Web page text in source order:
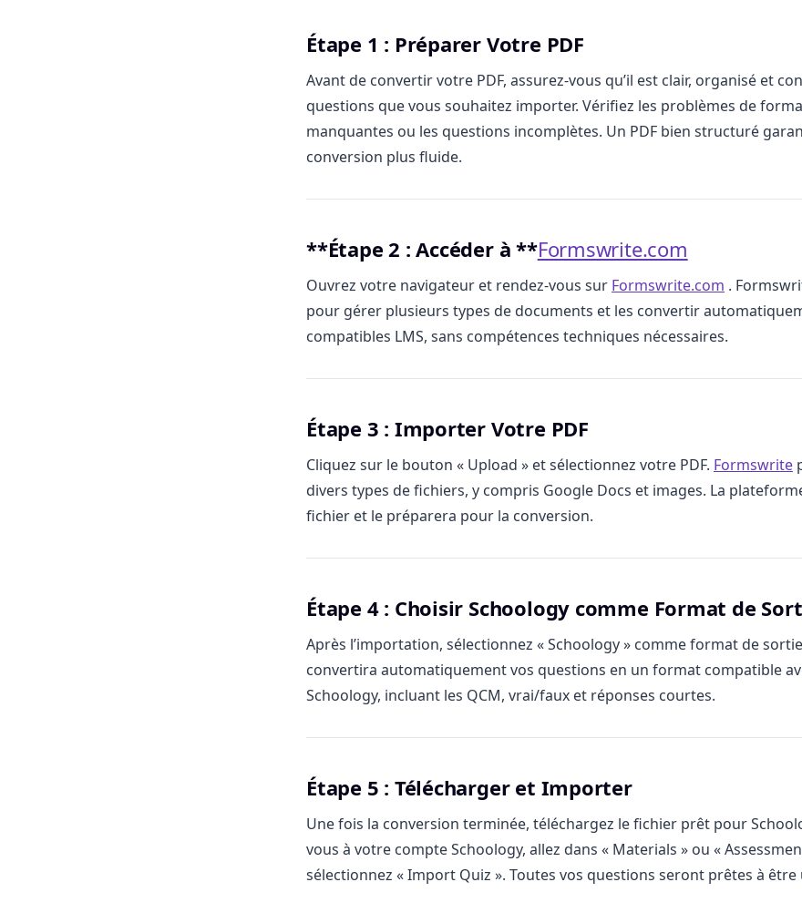
Étape 1 : Préparer Votre PDF
Avant de convertir votre PDF, assurez-vous qu’il est clair, organisé et
questions que vous souhaitez importer. Vérifiez les problèmes de
manquantes ou les questions incomplètes. Un PDF bien structuré
conversion plus fluide.
**Étape 2 : Accéder à **Formswrite.com
Ouvrez votre navigateur et rendez-vous sur Formswrite.com .
pour gérer plusieurs types de documents et les convertir
compatibles LMS, sans compétences techniques nécessaires.
Étape 3 : Importer Votre PDF
Cliquez sur le bouton « Upload » et sélectionnez votre PDF. Formswrite
divers types de fichiers, y compris Google Docs et images. La
fichier et le préparera pour la conversion.
Étape 4 : Choisir Schoology comme Format de
Après l’importation, sélectionnez « Schoology » comme format de
convertira automatiquement vos questions en un format compatible
Schoology, incluant les QCM, vrai/faux et réponses courtes.
Étape 5 : Télécharger et Importer
Une fois la conversion terminée, téléchargez le fichier prêt pour
vous à votre compte Schoology, allez dans « Materials » ou «
sélectionnez « Import Quiz ». Toutes vos questions seront prêtes à être